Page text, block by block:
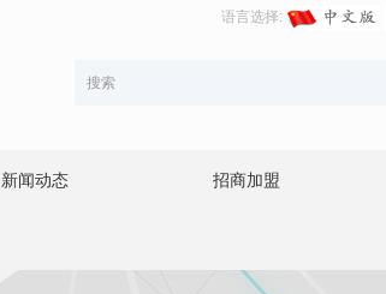
语言选择:
新闻动态 招商加盟